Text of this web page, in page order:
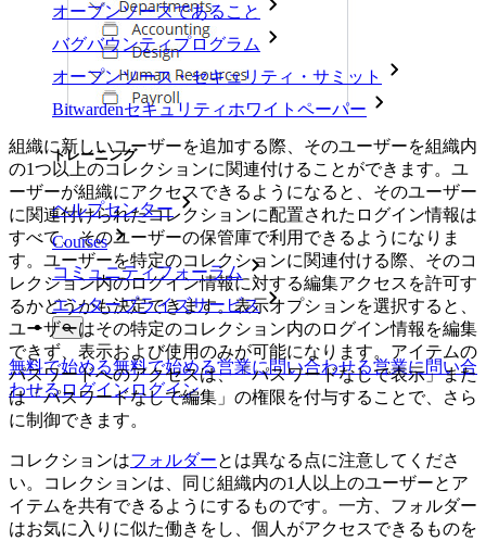
オープンソースであること
バグバウンティプログラム
オープンソース・セキュリティ・サミット
Bitwardenセキュリティホワイトペーパー
トレーニング
ヘルプセンター
Courses
コミュニティフォーラム
エンタープライズサービス
無料で始める無料で始める営業に問い合わせる営業に問い合
わせるログインログイン
組織に新しいユーザーを追加する際、そのユーザーを組織内
の1つ以上のコレクションに関連付けることができます。ユ
ーザーが組織にアクセスできるようになると、そのユーザー
に関連付けられたコレクションに配置されたログイン情報は
すべて、そのユーザーの保管庫で利用できるようになりま
す。ユーザーを特定のコレクションに関連付ける際、そのコ
レクション内のログイン情報に対する編集アクセスを許可す
るかどうかも決定できます。表示オプションを選択すると、
ユーザーはその特定のコレクション内のログイン情報を編集
できず、表示および使用のみが可能になります。アイテムの
パスワードへのアクセスは、「パスワードなしで表示」また
は「パスワードなしで編集」の権限を付与することで、さら
に制御できます。
コレクションはフォルダーとは異なる点に注意してくださ
い。コレクションは、同じ組織内の1人以上のユーザーとア
イテムを共有できるようにするものです。一方、フォルダー
はお気に入りに似た働きをし、個人がアクセスできるものを